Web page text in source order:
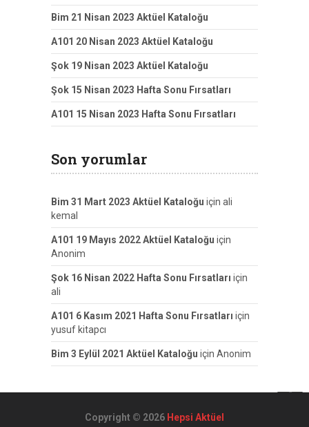
Bim 21 Nisan 2023 Aktüel Kataloğu
A101 20 Nisan 2023 Aktüel Kataloğu
Şok 19 Nisan 2023 Aktüel Kataloğu
Şok 15 Nisan 2023 Hafta Sonu Fırsatları
A101 15 Nisan 2023 Hafta Sonu Fırsatları
Son yorumlar
Bim 31 Mart 2023 Aktüel Kataloğu için ali
kemal
A101 19 Mayıs 2022 Aktüel Kataloğu için
Anonim
Şok 16 Nisan 2022 Hafta Sonu Fırsatları için
ali
A101 6 Kasım 2021 Hafta Sonu Fırsatları için
yusuf kitapcı
Bim 3 Eylül 2021 Aktüel Kataloğu için Anonim
Copyright © 2026 Hepsi Aktüel